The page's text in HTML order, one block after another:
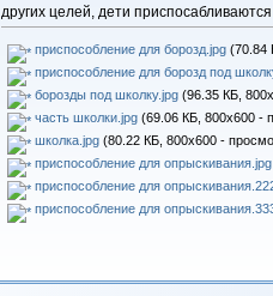
других целей, дети
приспособление для борозд.jpg(70.84
приспособление для борозд под
борозды под школку.jpg(96.35 КБ,
часть школки.jpg(69.06 КБ, 800x600 -
школка.jpg(80.22 КБ, 800x600 -
приспособление для опрыскивания.jpg
приспособление для
приспособление для